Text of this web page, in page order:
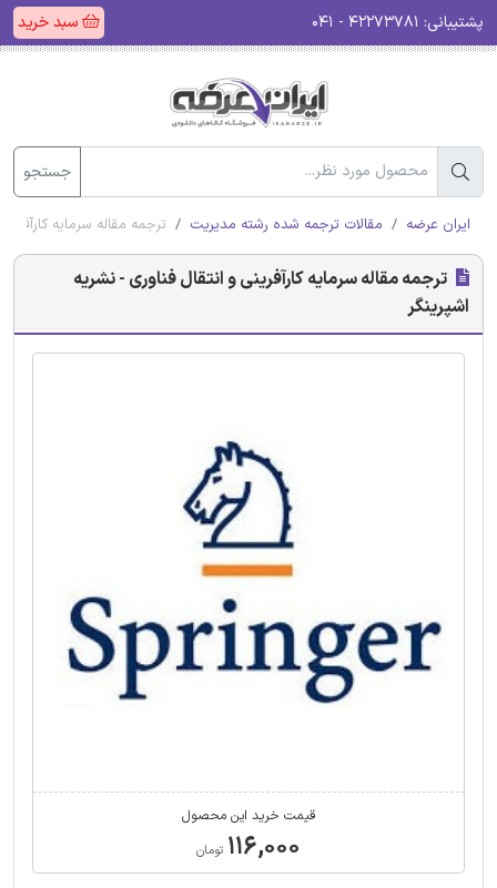
پشتیبانی: سبد خرید
جستجو
ایران عرضه مقالات ترجمه شده رشته مدیریت ترجمه مقاله سرمایه
ترجمه مقاله سرمایه کارآفرینی و انتقال فناوری - نشریه
اشپرینگر
قیمت خرید این محصول
۱۱۶,۰۰۰ تومان